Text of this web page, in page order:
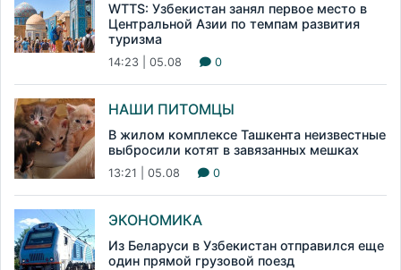
WTTS: Узбекистан занял первое место в
Центральной Азии по темпам развития
туризма
14:23 | 05.08 0
НАШИ ПИТОМЦЫ
В жилом комплексе Ташкента неизвестные
выбросили котят в завязанных мешках
13:21 | 05.08 0
ЭКОНОМИКА
Из Беларуси в Узбекистан отправился еще
один прямой грузовой поезд